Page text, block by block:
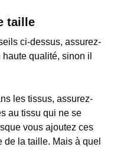
taille
ci-dessus, assurez-
qualité, sinon il
les tissus, assurez-
au tissu qui ne se
vous ajoutez ces
de la taille. Mais à quel